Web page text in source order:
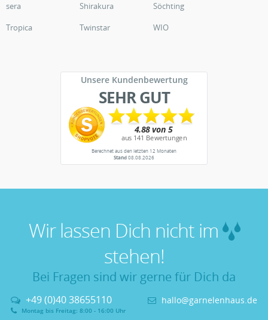
sera
Shirakura
Söchting
Tropica
Twinstar WIO
Unsere Kundenbewertung
SEHR GUT
Berechnet aus den letzten 12 Monaten
Stand08.08.2026
Wir lassen Dich nicht im
stehen!
Bei Fragen sind wir gerne für Dich da
+49 (0)40 38655110
Montag bis Freitag: 8:00 - 16:00 Uhr
hallo@garnelenhaus.de